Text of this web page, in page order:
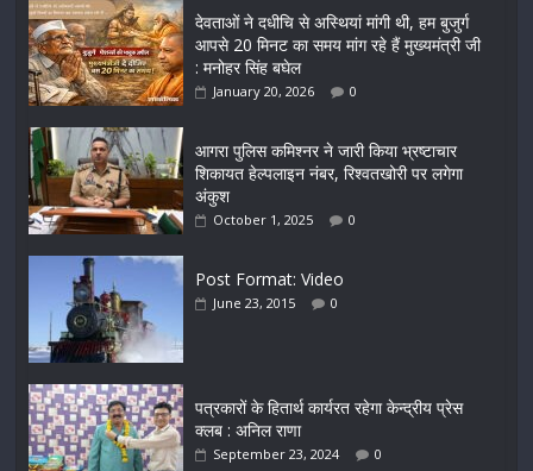
देवताओं ने दधीचि से अस्थियां मांगी थी, हम बुजुर्ग
आपसे 20 मिनट का समय मांग रहे हैं मुख्यमंत्री जी
: मनोहर सिंह बघेल
January 20, 2026 0
आगरा पुलिस कमिश्नर ने जारी किया भ्रष्टाचार
शिकायत हेल्पलाइन नंबर, रिश्वतखोरी पर लगेगा
अंकुश
October 1, 2025 0
Post Format: Video
June 23, 2015 0
पत्रकारों के हितार्थ कार्यरत रहेगा केन्द्रीय प्रेस
क्लब : अनिल राणा
September 23, 2024 0